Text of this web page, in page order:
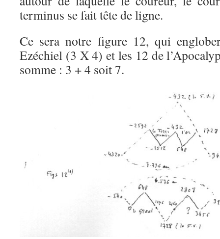
terminus se fait tête de ligne.
Ce sera notre figure 12, qui
Ezéchiel (3 X 4) et les 12 de
somme : 3 + 4 soit 7.